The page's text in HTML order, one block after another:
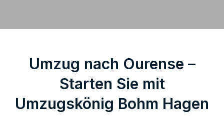
Umzug nach Ourense –
Starten Sie mit
Umzugskönig Bohm Hagen